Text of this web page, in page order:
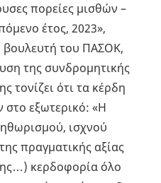
πορείες μισθών –
έτος, 2023»,
βουλευτή του ΠΑΣΟΚ,
της συνδρομητικής
τονίζει ότι τα κέρδη
εξωτερικό: «Η
ισχνού
πραγματικής αξίας
κερδοφορία όλο